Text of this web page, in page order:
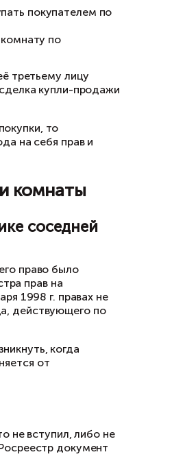
наиболее
в
следующие
для
своё
случае он будет
не изъявит желание
комнаты, то
В противном
преимущественном
в судебном порядке
праве